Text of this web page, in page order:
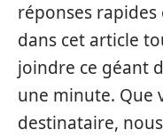
réponses rapides
dans cet article
joindre ce géant
une minute. Que
destinataire,